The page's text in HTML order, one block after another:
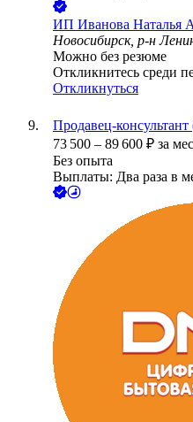
ИП Иванова Наталья
Новосибирск, р-н
Можно без резюме
Откликнитесь среди
Откликнуться
Продавец-
73 500 – 89 600 ₽ за
Без опыта
Выплаты: Два раза в